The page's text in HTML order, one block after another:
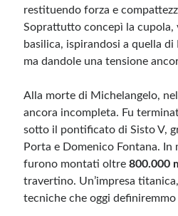
restituendo forza e
Soprattutto concepì la cupola,
basilica, ispirandosi a quella di
ma dandole una tensione
Alla morte di Michelangelo,
ancora incompleta. Fu
sotto il pontificato di Sisto V,
Porta e Domenico Fontana. In
furono montati oltre800.000
travertino. Un’impresa
tecniche che oggi definiremmo